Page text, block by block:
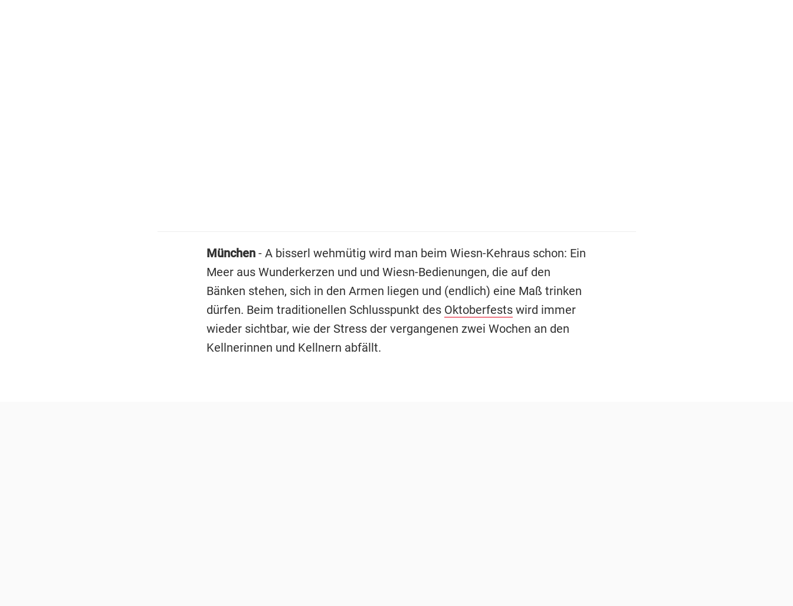
München- A bisserl wehmütig wird man beim Wiesn-Kehraus schon: Ein
Meer aus Wunderkerzen und und Wiesn-Bedienungen, die auf den
Bänken stehen, sich in den Armen liegen und (endlich) eine Maß trinken
dürfen. Beim traditionellen Schlusspunkt des Oktoberfestswird immer
wieder sichtbar, wie der Stress der vergangenen zwei Wochen an den
Kellnerinnen und Kellnern abfällt.